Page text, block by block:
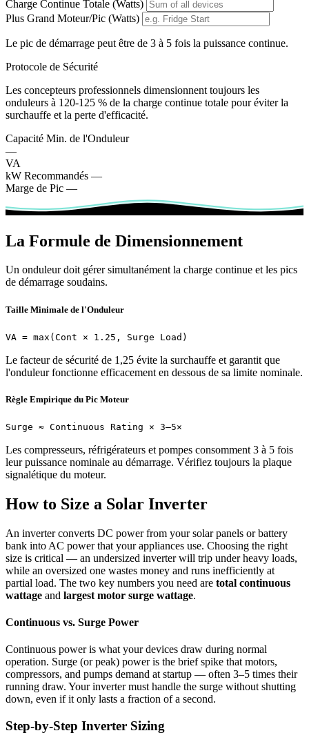
Charge Continue Totale (Watts)
Plus Grand Moteur/Pic (Watts)
Le pic de démarrage peut être de 3 à 5 fois la puissance continue.
Protocole de Sécurité
Les concepteurs professionnels dimensionnent toujours les
onduleurs à 120-125 % de la charge continue totale pour éviter la
surchauffe et la perte d'efficacité.
Capacité Min. de l'Onduleur
—
VA
kW Recommandés —
Marge de Pic —
La Formule de Dimensionnement
Un onduleur doit gérer simultanément la charge continue et les pics
de démarrage soudains.
Taille Minimale de l'Onduleur
VA = max(Cont × 1.25, Surge Load)
Le facteur de sécurité de 1,25 évite la surchauffe et garantit que
l'onduleur fonctionne efficacement en dessous de sa limite nominale.
Règle Empirique du Pic Moteur
Surge ≈ Continuous Rating × 3–5×
Les compresseurs, réfrigérateurs et pompes consomment 3 à 5 fois
leur puissance nominale au démarrage. Vérifiez toujours la plaque
signalétique du moteur.
How to Size a Solar Inverter
An inverter converts DC power from your solar panels or battery
bank into AC power that your appliances use. Choosing the right
size is critical — an undersized inverter will trip under heavy loads,
while an oversized one wastes money and runs inefficiently at
partial load. The two key numbers you need are total continuous
wattage and largest motor surge wattage.
Continuous vs. Surge Power
Continuous power is what your devices draw during normal
operation. Surge (or peak) power is the brief spike that motors,
compressors, and pumps demand at startup — often 3–5 times their
running draw. Your inverter must handle the surge without shutting
down, even if it only lasts a fraction of a second.
Step-by-Step Inverter Sizing